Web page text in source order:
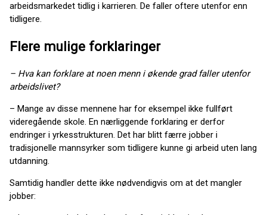
arbeidsmarkedet tidlig i karrieren. De faller oftere utenfor enn
tidligere.
Flere mulige forklaringer
– Hva kan forklare at noen menn i økende grad faller utenfor
arbeidslivet?
– Mange av disse mennene har for eksempel ikke fullført
videregående skole. En nærliggende forklaring er derfor
endringer i yrkesstrukturen. Det har blitt færre jobber i
tradisjonelle mannsyrker som tidligere kunne gi arbeid uten lang
utdanning.
Samtidig handler dette ikke nødvendigvis om at det mangler
jobber: